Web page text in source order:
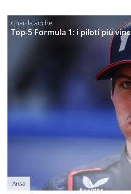
Top-5 Formula 1: i piloti più
Ansa